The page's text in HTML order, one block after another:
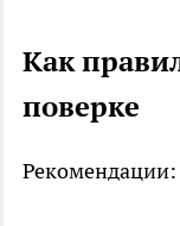
Как
поверке
Рекомендации: